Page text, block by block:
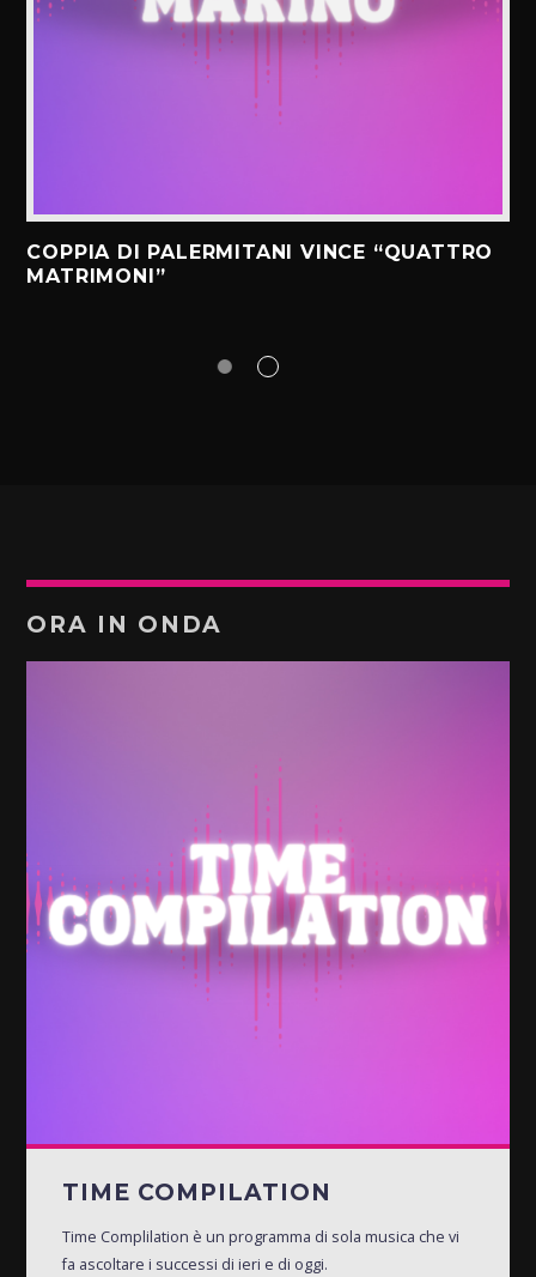
COPPIA DI PALERMITANI VINCE “QUATTRO
MATRIMONI”
ORA IN ONDA
TIME COMPILATION
Time Complilation è un programma di sola musica che vi
fa ascoltare i successi di ieri e di oggi.